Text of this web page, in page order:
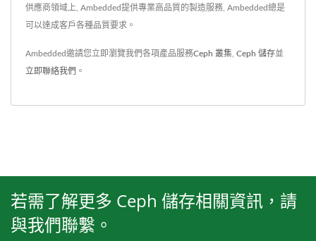
供應商領域上, Ambedded提供專業高品質的製造服務, Ambedded總是
可以達成客戶各種品質要求。
Ambedded邀請您立即瀏覽我們各項產品服務Ceph 叢集 Ceph 儲存並
立即聯絡我們 。
若需了解更多 Ceph 儲存相關資訊，請
與我們聯繫。